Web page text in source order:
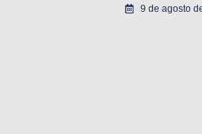
9 de agosto